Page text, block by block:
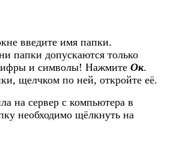
введите имя папки.
папки допускаются только
и символы! Нажмите Ок.
щелчком по ней, откройте её.
на сервер с компьютера в
необходимо щёлкнуть на